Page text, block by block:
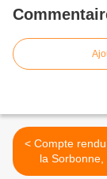
< Compte rendu de l'AG de
la Sorbonne,